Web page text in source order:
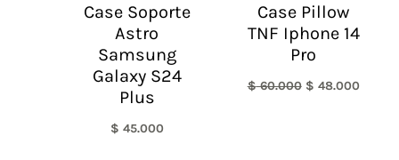
Case Soporte
Astro
Samsung
Galaxy S24
Plus
$ 45.000
Case Pillow
TNF Iphone 14
Pro
$60.000 $ 48.000